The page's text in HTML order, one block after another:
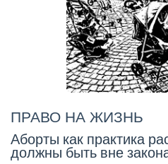
ПРАВО НА ЖИЗНЬ
Аборты как практика
должны быть вне